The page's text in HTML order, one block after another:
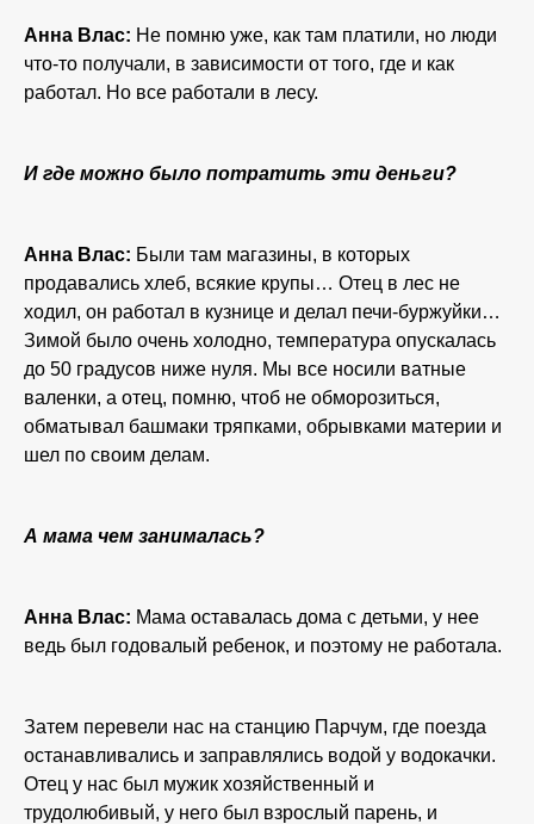
Анна Влас: Не помню уже, как там платили, но люди
что-то получали, в зависимости от того, где и как
работал. Но все работали в лесу.
И где можно было потратить эти деньги?
Анна Влас: Были там магазины, в которых
продавались хлеб, всякие крупы… Отец в лес не
ходил, он работал в кузнице и делал печи-буржуйки…
Зимой было очень холодно, температура опускалась
до 50 градусов ниже нуля. Мы все носили ватные
валенки, а отец, помню, чтоб не обморозиться,
обматывал башмаки тряпками, обрывками материи и
шел по своим делам.
А мама чем занималась?
Анна Влас: Мама оставалась дома с детьми, у нее
ведь был годовалый ребенок, и поэтому не работала.
Затем перевели нас на станцию Парчум, где поезда
останавливались и заправлялись водой у водокачки.
Отец у нас был мужик хозяйственный и
трудолюбивый, у него был взрослый парень, и